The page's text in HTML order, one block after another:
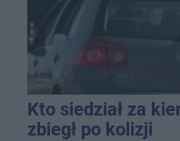
Kto siedział za
zbiegł po kolizji